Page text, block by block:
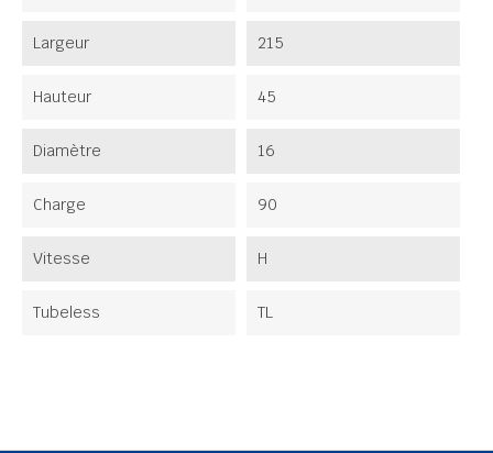
Largeur 215
Hauteur 45
Diamètre 16
Charge 90
Vitesse H
Tubeless TL